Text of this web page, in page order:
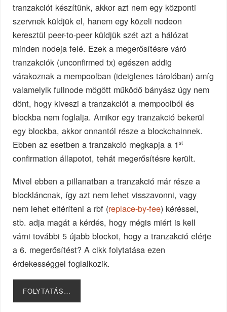
tranzakciót készítünk, akkor azt nem egy központi
szervnek küldjük el, hanem egy közeli nodeon
keresztül peer-to-peer küldjük szét azt a hálózat
minden nodeja felé. Ezek a megerősítésre váró
tranzakciók (unconfirmed tx) egészen addig
várakoznak a mempoolban (ideiglenes tárolóban) amíg
valamelyik fullnode mögött működő bányász úgy nem
dönt, hogy kiveszi a tranzakciót a mempoolból és
blockba nem foglalja. Amikor egy tranzakció bekerül
egy blockba, akkor onnantól része a blockchainnek.
Ebben az esetben a tranzakció megkapja a 1st
confirmation állapotot, tehát megerősítésre került.
Mivel ebben a pillanatban a tranzakció már része a
blockláncnak, így azt nem lehet visszavonni, vagy
nem lehet eltéríteni a rbf (replace-by-fee) kéréssel,
stb. adja magát a kérdés, hogy mégis miért is kell
várni további 5 újabb blockot, hogy a tranzakció elérje
a 6. megerősítést? A cikk folytatása ezen
érdekességgel foglalkozik.
FOLYTATÁS…